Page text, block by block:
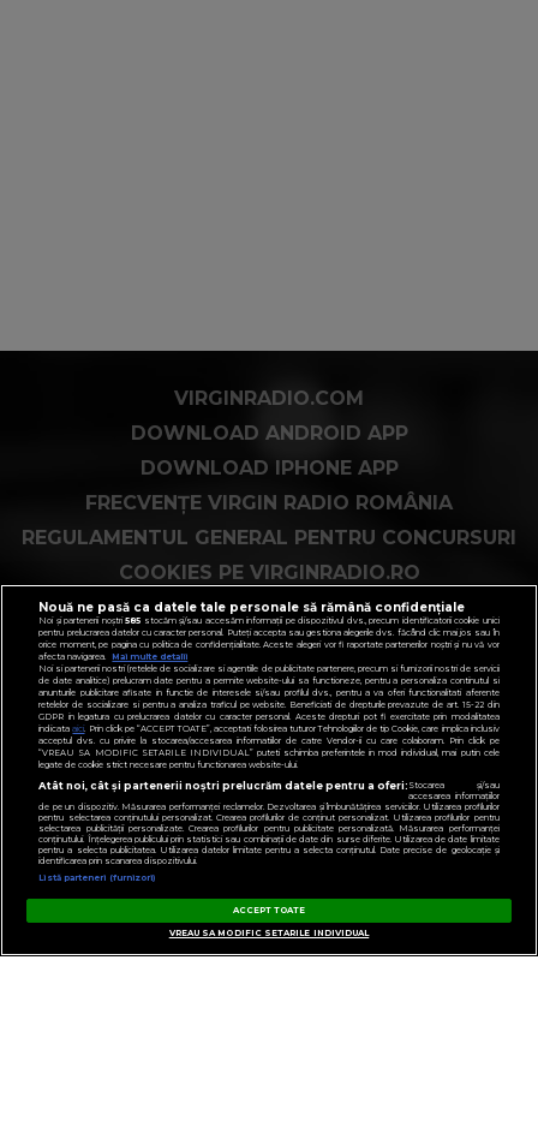
GESTIONAȚI PREFERINȚELE
VIRGINRADIO.COM
DOWNLOAD ANDROID APP
DOWNLOAD IPHONE APP
FRECVENȚE VIRGIN RADIO ROMÂNIA
REGULAMENTUL GENERAL PENTRU CONCURSURI
COOKIES PE VIRGINRADIO.RO
CONTACT
Nouă ne pasă ca datele tale personale să rămână confidențiale
Noi și partenerii noștri585 stocăm și/sau accesăm informații pe dispozitivul dvs., precum identificatorii cookie unici
pentru prelucrarea datelor cu caracter personal. Puteți accepta sau gestiona alegerile dvs. făcând clic mai jos sau în
orice moment, pe pagina cu politica de confidențialitate. Aceste alegeri vor fi raportate partenerilor noștri și nu vă vor
afecta navigarea.
Mai multe detalii
Noi si partenerii nostri (retelele de socializare si agentiile de publicitate partenere, precum si furnizorii nostri de servicii
de date analitice) prelucram date pentru a permite website-ului sa functioneze, pentru a personaliza continutul si
anunturile publicitare afisate in functie de interesele si/sau profilul dvs., pentru a va oferi functionalitati aferente
retelelor de socializare si pentru a analiza traficul pe website. Beneficiati de drepturile prevazute de art. 15-22 din
GDPR in legatura cu prelucrarea datelor cu caracter personal. Aceste drepturi pot fi exercitate prin modalitatea
indicataaici. Prin click pe “ACCEPT TOATE”, acceptati folosirea tuturor Tehnologiilor de tip Cookie, care implica inclusiv
acceptul dvs. cu privire la stocarea/accesarea informatiilor de catre Vendor-ii cu care colaboram. Prin click pe
“VREAU SA MODIFIC SETARILE INDIVIDUAL” puteti schimba preferintele in mod individual, mai putin cele
legate de cookie strict necesare pentru functionarea website-ului.
Atât noi, cât și partenerii noștri prelucrăm datele pentru a oferi: Stocarea și/sau
accesarea informațiilor
de pe un dispozitiv. Măsurarea performanței reclamelor. Dezvoltarea și îmbunătățirea serviciilor. Utilizarea profilurilor
pentru selectarea conținutului personalizat. Crearea profilurilor de conținut personalizat. Utilizarea profilurilor pentru
selectarea publicității personalizate. Crearea profilurilor pentru publicitate personalizată. Măsurarea performanței
conținutului. Înțelegerea publicului prin statistici sau combinații de date din surse diferite. Utilizarea de date limitate
pentru a selecta publicitatea. Utilizarea datelor limitate pentru a selecta conținutul. Date precise de geolocație și
identificarea prin scanarea dispozitivului.
Listă parteneri (furnizori)
ACCEPT TOATE
VREAU SA MODIFIC SETARILE INDIVIDUAL